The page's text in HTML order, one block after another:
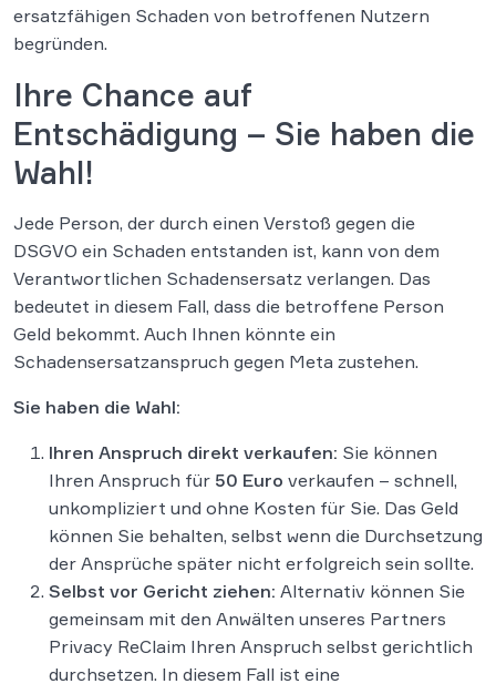
ersatzfähigen Schaden von betroffenen Nutzern
begründen.
Ihre Chance auf
Entschädigung – Sie haben die
Wahl!
Jede Person, der durch einen Verstoß gegen die
DSGVO ein Schaden entstanden ist, kann von dem
Verantwortlichen Schadensersatz verlangen. Das
bedeutet in diesem Fall, dass die betroffene Person
Geld bekommt. Auch Ihnen könnte ein
Schadensersatzanspruch gegen Meta zustehen.
Sie haben die Wahl:
Ihren Anspruch direkt verkaufen: Sie können
Ihren Anspruch für 50 Euro verkaufen – schnell,
unkompliziert und ohne Kosten für Sie. Das Geld
können Sie behalten, selbst wenn die Durchsetzung
der Ansprüche später nicht erfolgreich sein sollte.
Selbst vor Gericht ziehen: Alternativ können Sie
gemeinsam mit den Anwälten unseres Partners
Privacy ReClaim Ihren Anspruch selbst gerichtlich
durchsetzen. In diesem Fall ist eine